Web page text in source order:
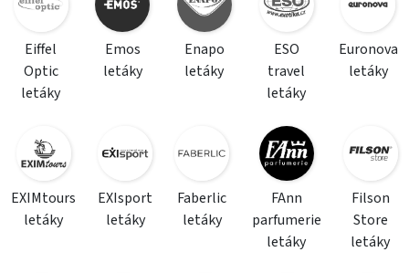
Eiffel
Optic
letáky
Emos
letáky
Enapo
letáky
ESO
travel
letáky
Euronova
letáky
EXIMtours
letáky
EXIsport
letáky
Faberlic
letáky
FAnn
parfumerie
letáky
Filson
Store
letáky